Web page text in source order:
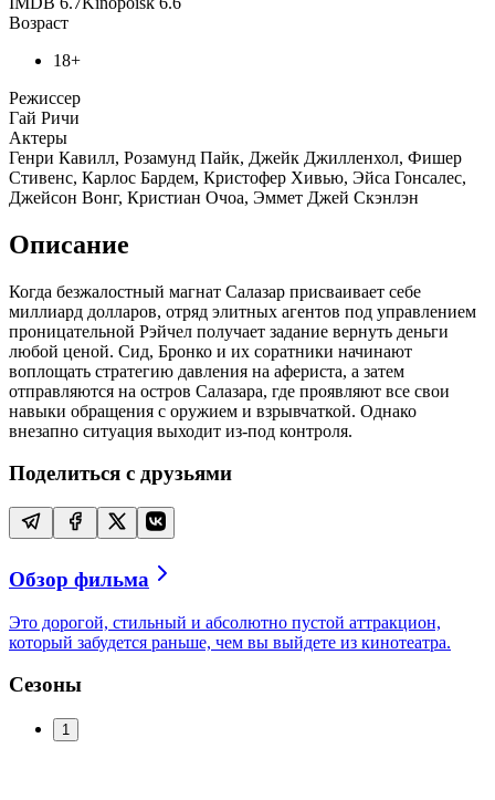
Возраст
18+
Режиссер
Гай Ричи
Актеры
Генри Кавилл, Розамунд Пайк, Джейк Джилленхол, Фишер
Стивенс, Карлос Бардем, Кристофер Хивью, Эйса Гонсалес,
Джейсон Вонг, Кристиан Очоа, Эммет Джей Скэнлэн
Описание
Когда безжалостный магнат Салазар присваивает себе
миллиард долларов, отряд элитных агентов под управлением
проницательной Рэйчел получает задание вернуть деньги
любой ценой. Сид, Бронко и их соратники начинают
воплощать стратегию давления на афериста, а затем
отправляются на остров Салазара, где проявляют все свои
навыки обращения с оружием и взрывчаткой. Однако
внезапно ситуация выходит из-под контроля.
Поделиться с друзьями
Обзор фильма
Это дорогой, стильный и абсолютно пустой аттракцион,
который забудется раньше, чем вы выйдете из кинотеатра.
Сезоны
1